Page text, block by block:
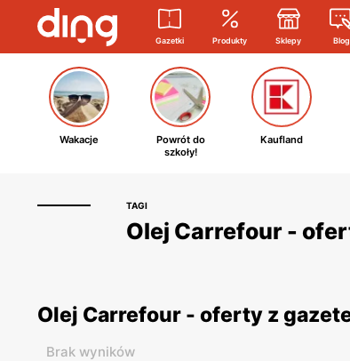
Gazetki Produkty Sklepy Blog
Wakacje
Powrót do
szkoły!
Kaufland
TAGI
Olej Carrefour -
Olej Carrefour - oferty z
Brak wyników